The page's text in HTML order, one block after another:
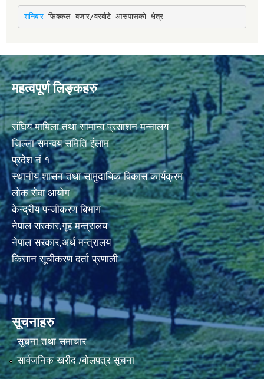
शनिबार-फिक्कल बजार/वरबोटे आसपासको क्षेत्र
महत्वपूर्ण लिङ्कहरु
संघिय मामिला तथा सामान्य प्रसाशन मन्नालय
जिल्ला समन्वय समिति ईलाम
प्रदेश नं १
स्थानीय शासन तथा सामुदायिक विकास कार्यक्रम
लोक सेवा आयोग
केन्द्रीय पन्जीकरण बिभाग
नेपाल सरकार,गृह मन्त्रालय
नेपाल सरकार,अर्थ मन्त्रालय
किसान सूचीकरण दर्ता प्रणाली
सूचनाहरु
सूचना तथा समाचार
सार्वजनिक खरीद /बोलपत्र सूचना